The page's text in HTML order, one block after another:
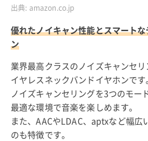
出典: amazon.co.jp
優れたノイキャン性能とスマート
ン
業界最高クラスのノイズキャンセ
イヤレスネックバンドイヤホンです。
ノイズキャンセリングを3つのモー
最適な環境で音楽を楽しめます。
また、AACやLDAC、aptxなど幅広
のも特徴です。